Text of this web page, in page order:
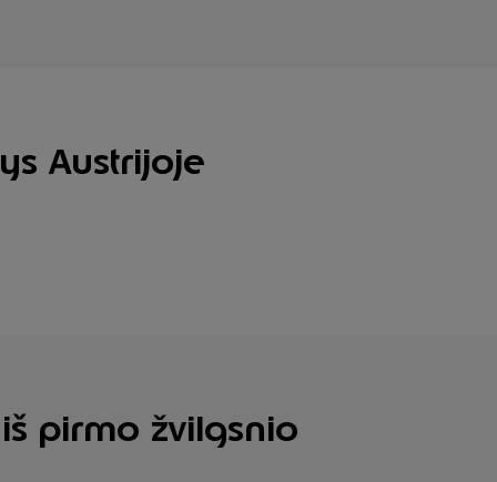
Austrijoje
pirmo žvilgsnio